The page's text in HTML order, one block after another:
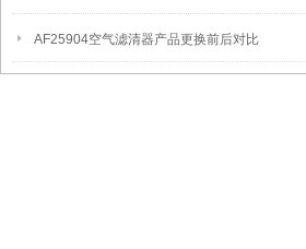
AF25904空气滤清器产品更换前后对比